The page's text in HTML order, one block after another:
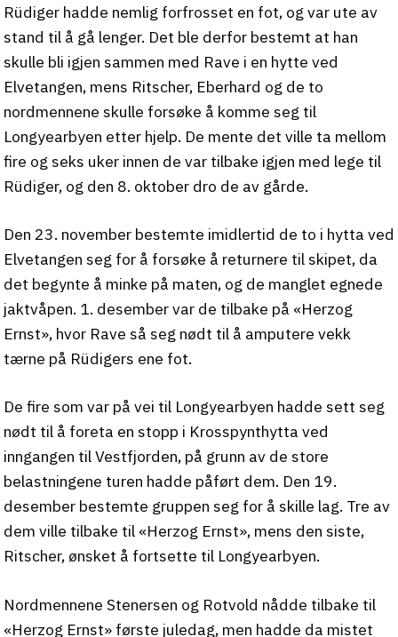
Rüdiger hadde nemlig forfrosset en fot, og var ute av
stand til å gå lenger. Det ble derfor bestemt at han
skulle bli igjen sammen med Rave i en hytte ved
Elvetangen, mens Ritscher, Eberhard og de to
nordmennene skulle forsøke å komme seg til
Longyearbyen etter hjelp. De mente det ville ta mellom
fire og seks uker innen de var tilbake igjen med lege til
Rüdiger, og den 8. oktober dro de av gårde.
Den 23. november bestemte imidlertid de to i hytta ved
Elvetangen seg for å forsøke å returnere til skipet, da
det begynte å minke på maten, og de manglet egnede
jaktvåpen. 1. desember var de tilbake på «Herzog
Ernst», hvor Rave så seg nødt til å amputere vekk
tærne på Rüdigers ene fot.
De fire som var på vei til Longyearbyen hadde sett seg
nødt til å foreta en stopp i Krosspynthytta ved
inngangen til Vestfjorden, på grunn av de store
belastningene turen hadde påført dem. Den 19.
desember bestemte gruppen seg for å skille lag. Tre av
dem ville tilbake til «Herzog Ernst», mens den siste,
Ritscher, ønsket å fortsette til Longyearbyen.
Nordmennene Stenersen og Rotvold nådde tilbake til
«Herzog Ernst» første juledag, men hadde da mistet